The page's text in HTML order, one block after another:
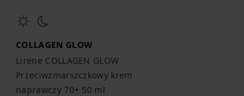
COLLAGEN GLOW
Lirene COLLAGEN GLOW
Przeciwzmarszczkowy krem
naprawczy 70+ 50 ml